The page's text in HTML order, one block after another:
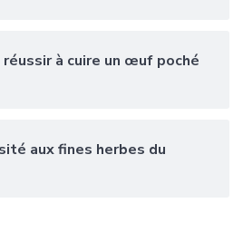
à cuire un œuf poché
aux fines herbes du